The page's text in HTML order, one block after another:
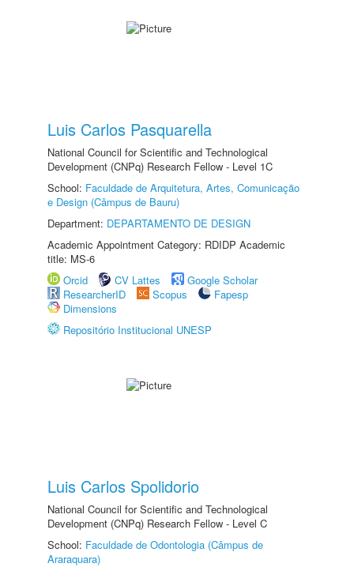
Luis Carlos Pasquarella
National Council for Scientific and Technological
Development (CNPq) Research Fellow - Level 1C
School: Faculdade de Arquitetura, Artes, Comunicação
e Design (Câmpus de Bauru)
Department: DEPARTAMENTO DE DESIGN
Academic Appointment Category: RDIDP Academic
title: MS-6
Orcid
CV Lattes
Google Scholar
ResearcherID
Scopus
Fapesp
Dimensions
Repositório Institucional UNESP
Luis Carlos Spolidorio
National Council for Scientific and Technological
Development (CNPq) Research Fellow - Level C
School: Faculdade de Odontologia (Câmpus de
Araraquara)